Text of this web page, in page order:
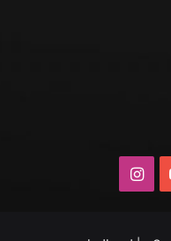
يوتيوبانستقرام